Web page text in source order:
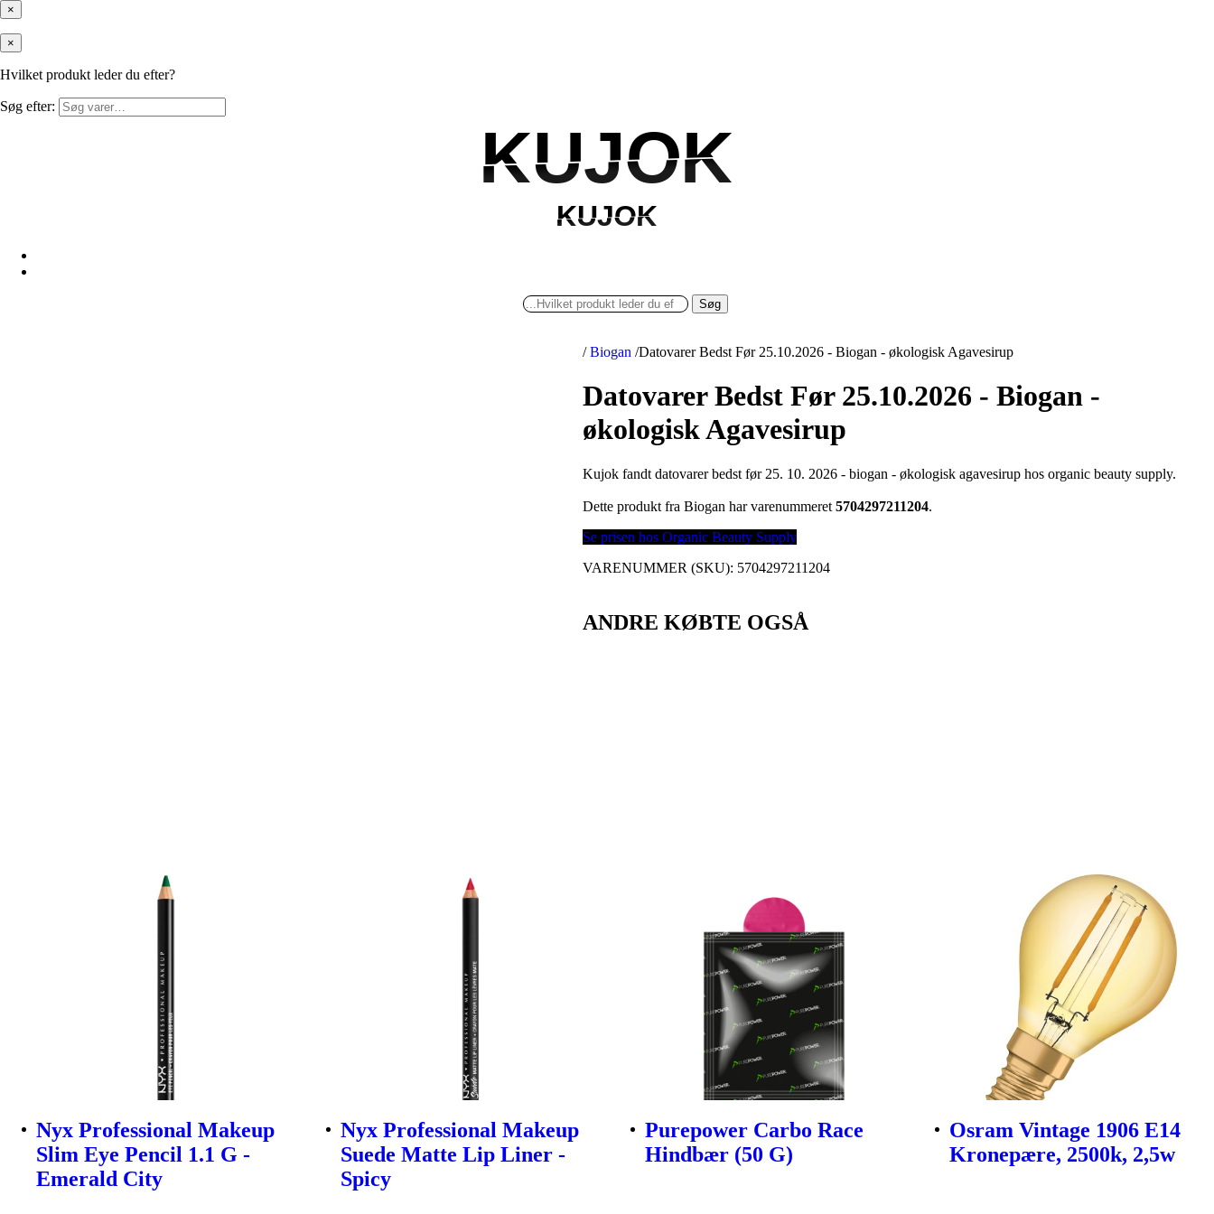
×
×
Hvilket produkt leder du efter?
Søg efter:
KUJOK
KUJOK
KUJOK
KUJOK
Søg
/ Biogan /Datovarer Bedst Før 25.10.2026 - Biogan - økologisk Agavesirup
Datovarer Bedst Før 25.10.2026 - Biogan -
økologisk Agavesirup
Kujok fandt datovarer bedst før 25. 10. 2026 - biogan - økologisk agavesirup hos organic beauty supply.
Dette produkt fra Biogan har varenummeret5704297211204.
Se prisen hos Organic Beauty Supply
VARENUMMER (SKU): 5704297211204
ANDRE KØBTE OGSÅ
Nyx Professional Makeup
Slim Eye Pencil 1.1 G -
Emerald City
Nyx Professional Makeup
Suede Matte Lip Liner -
Spicy
Purepower Carbo Race
Hindbær (50 G)
Osram Vintage 1906 E14
Kronepære, 2500k, 2,5w